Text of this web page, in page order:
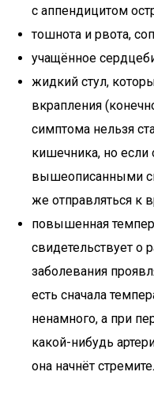
с аппендицитом
тошнота и рвота,
учащённое
жидкий стул,
вкрапления
симптома нельзя
кишечника, но если
вышеописанными
же отправляться к
повышенная
свидетельствует о
заболевания
есть сначала
ненамного, а при
какой-нибудь
она начнёт